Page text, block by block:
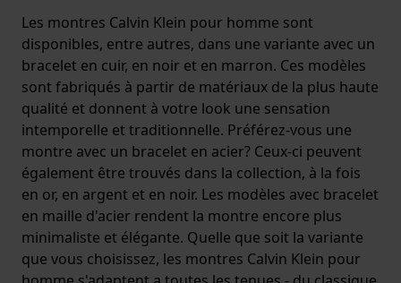
Les montres Calvin Klein pour homme sont
disponibles, entre autres, dans une variante avec un
bracelet en cuir, en noir et en marron. Ces modèles
sont fabriqués à partir de matériaux de la plus haute
qualité et donnent à votre look une sensation
intemporelle et traditionnelle. Préférez-vous une
montre avec un bracelet en acier? Ceux-ci peuvent
également être trouvés dans la collection, à la fois
en or, en argent et en noir. Les modèles avec bracelet
en maille d'acier rendent la montre encore plus
minimaliste et élégante. Quelle que soit la variante
que vous choisissez, les montres Calvin Klein pour